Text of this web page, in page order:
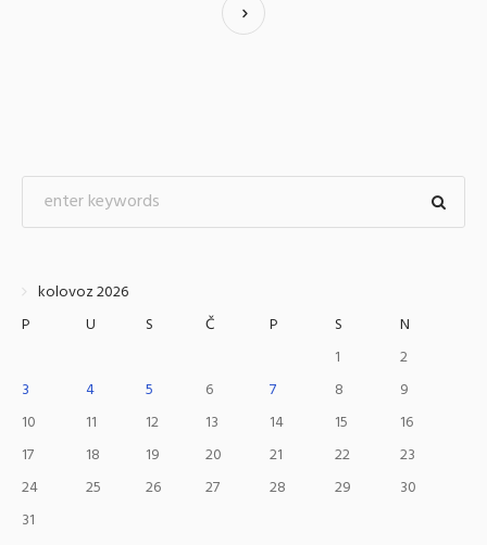
kolovoz 2026
P
U S Č P S
N
1
2
3
4 5 6 7 8
9
10
11 12 13 14 15
16
17
18 19 20 21 22
23
24
25 26 27 28 29
30
31